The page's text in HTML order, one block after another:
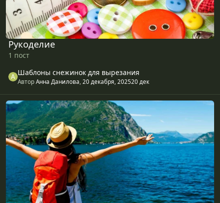
Рукоделие
1 пост
Шаблоны снежинок для вырезания
АвторАнна Данилова,20 декабря, 202520 дек
Путешествие